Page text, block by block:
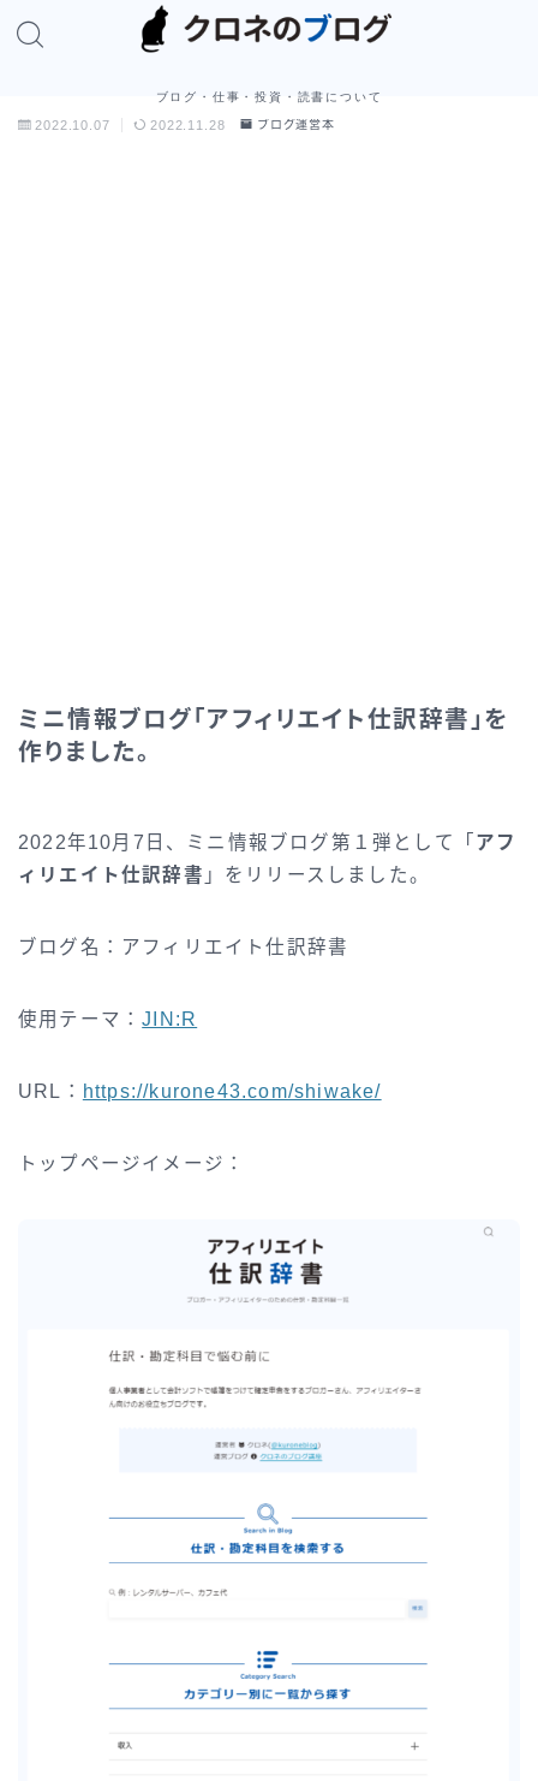
ブログ・仕事・投資・読書について
2022.10.07 2022.11.28 ブログ運営本
ミニ情報ブログ「アフィリエイト仕訳辞書」を
作りました。
2022年10月7日、ミニ情報ブログ第１弾として「 アフ
ィリエイト仕訳辞書 」をリリースしました。
ブログ名：アフィリエイト仕訳辞書
使用テーマ：JIN:R
URL： https://kurone43.com/shiwake/
トップページイメージ：